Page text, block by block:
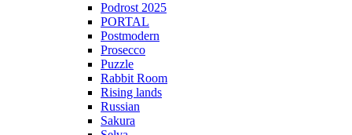
Podrost 2025
PORTAL
Postmodern
Prosecco
Puzzle
Rabbit Room
Rising lands
Russian
Sakura